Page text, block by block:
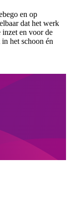
en op
dat het werk
en voor de
het schoon én